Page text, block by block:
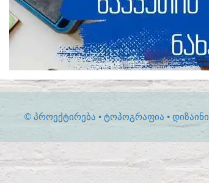
© ᲞᲠᲝᲔᲥᲢᲘᲠᲔᲑᲐ • ᲢᲝᲞᲝᲒᲠᲐᲤᲘᲐ • ᲓᲘᲖᲐᲘᲜᲘ